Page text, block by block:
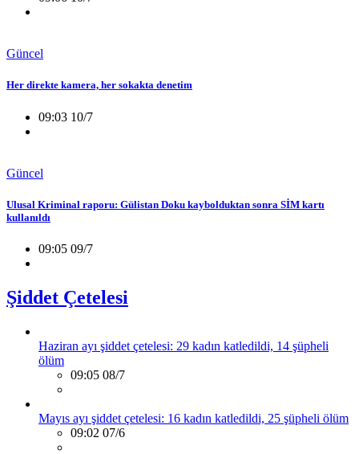
Güncel
Her direkte kamera, her sokakta denetim
09:03 10/7
Güncel
Ulusal Kriminal raporu: Gülistan Doku kaybolduktan sonra SİM kartı
kullanıldı
09:05 09/7
Şiddet Çetelesi
Haziran ayı şiddet çetelesi: 29 kadın katledildi, 14 şüpheli
ölüm
09:05 08/7
Mayıs ayı şiddet çetelesi: 16 kadın katledildi, 25 şüpheli ölüm
09:02 07/6